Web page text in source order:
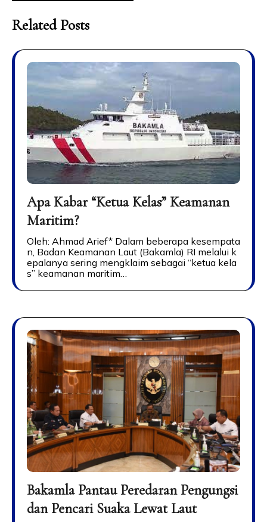
Related Posts
Apa Kabar “Ketua Kelas” Keamanan
Maritim?
Oleh: Ahmad Arief* Dalam beberapa kesempata
n, Badan Keamanan Laut (Bakamla) RI melalui k
epalanya sering mengklaim sebagai “ketua kela
s” keamanan maritim…
Bakamla Pantau Peredaran Pengungsi
dan Pencari Suaka Lewat Laut